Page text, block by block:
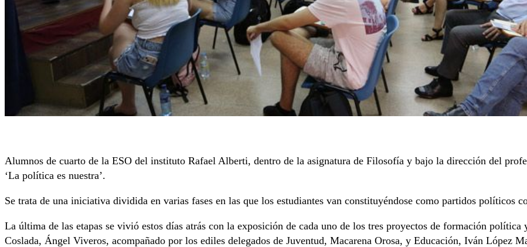
Alumnos de cuarto de la ESO del instituto Rafael Alberti, dentro de la asignatura de Filosofía y bajo la dirección del
‘La política es nuestra’.
Se trata de una iniciativa dividida en varias fases en las que los estudiantes van constituyéndose como partidos políticos
La última de las etapas se vivió estos días atrás con la exposición de cada uno de los tres proyectos de formación
Coslada, Ángel Viveros, acompañado por los ediles delegados de Juventud, Macarena Orosa, y Educación, Iván López